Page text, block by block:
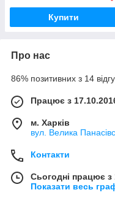
Купити
Про нас
86% позитивних з 14
Працює з
м. Харків
вул. Велика
Контакти
Сьогодні працює з
Показати весь